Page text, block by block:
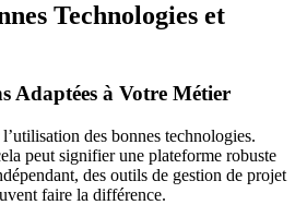
Technologies et
Adaptées à Votre Métier
des bonnes technologies.
peut signifier une plateforme robuste
des outils de gestion de projet
faire la différence.